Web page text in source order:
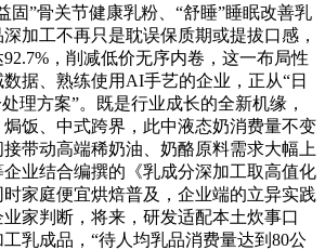
固”骨关节健康乳粉、“舒睡”睡眠改善乳
加工不再只是耽误保质期或提拔口感，
，削减低价无序内卷，这一布局性
据、熟练使用AI手艺的企业，正从“日
理方案”。既是行业成长的全新机缘，
饭、中式跨界，此中液态奶消费量不变
接带动高端稀奶油、奶酪原料需求大幅上
业结合编撰的《乳成分深加工取高值化
家庭便宜烘焙普及，企业端的立异实践
家判断，将来，研发适配本土炊事口
乳成品，“待人均乳品消费量达到80公